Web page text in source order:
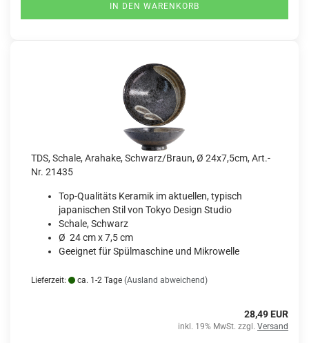
IN DEN WARENKORB
TDS, Schale, Arahake, Schwarz/Braun, Ø 24x7,5cm, Art.-
Nr. 21435
Top-Qualitäts Keramik im aktuellen, typisch
japanischen Stil von Tokyo Design Studio
Schale, Schwarz
Ø 24 cm x 7,5 cm
Geeignet für Spülmaschine und Mikrowelle
Lieferzeit: ca. 1-2 Tage (Ausland abweichend)
28,49 EUR
inkl. 19% MwSt. zzgl. Versand